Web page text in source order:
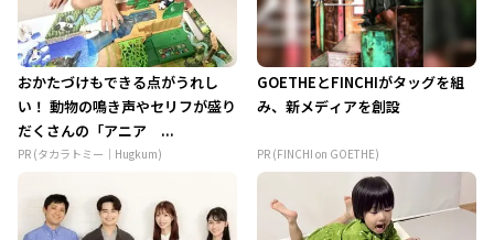
おかたづけもできる点がうれし
い！ 動物の鳴き声やセリフが盛り
だくさんの「アニア ...
PR (タカラトミー｜Hugkum)
GOETHEとFINCHIがタッグを組
み、新メディアを創設
PR (FINCHI on GOETHE)